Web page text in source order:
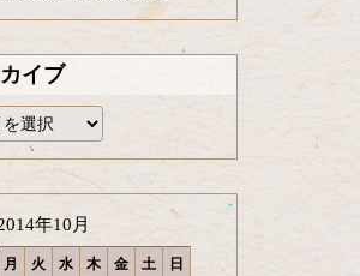
イブ
年10月
月 火 水 木 金 土 日